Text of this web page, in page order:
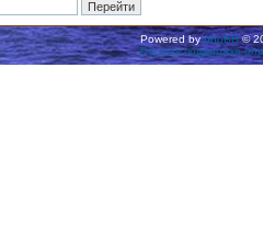
Powered byphpBB©
Русская поддержка